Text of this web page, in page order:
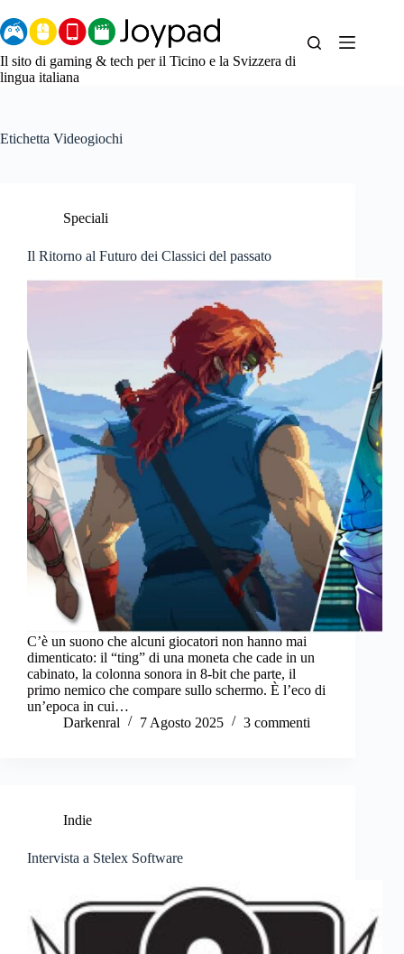
al
contenuto
Il sito di gaming & tech per il Ticino e la Svizzera di
lingua italiana
Etichetta Videogiochi
Speciali
Il Ritorno al Futuro dei Classici del passato
C’è un suono che alcuni giocatori non hanno mai
dimenticato: il “ting” di una moneta che cade in un
cabinato, la colonna sonora in 8‑bit che parte, il
primo nemico che compare sullo schermo. È l’eco di
un’epoca in cui…
Darkenral
7 Agosto 2025 3 commenti
Indie
Intervista a Stelex Software